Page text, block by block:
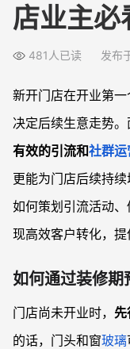
线上线下联动，如
新门店开业活动，什
如何通过种草笔记实
店业主
481人已读 发布
新开门店在开业第一
决定后续生意走势。
有效的引流和社群运
更能为门店后续持
如何策划引流活动
现高效客户转化，提
如何通过装修期
门店尚未开业时，
的话，门头和窗玻璃